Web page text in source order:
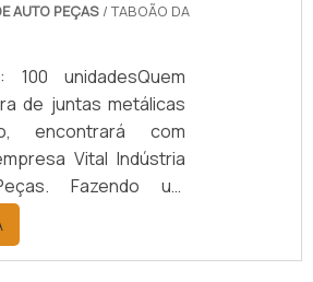
AUTO PEÇAS / TABOÃO DA
100 unidadesQuem
de juntas metálicas
encontrará com
Vital Indústria
Fazendo um
por meio da maior
é possível achar a
qualidade e preço